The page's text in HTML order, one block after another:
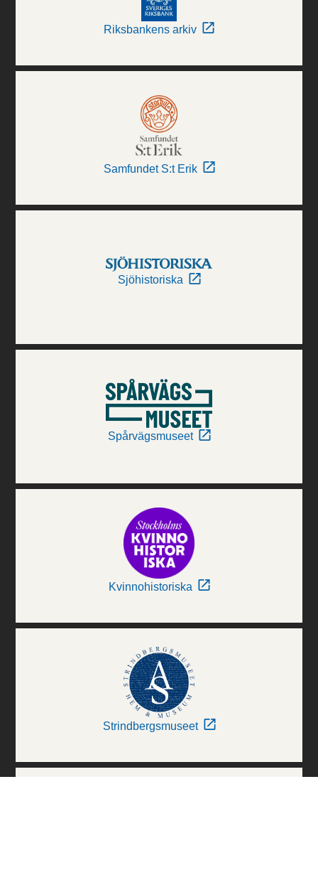
Riksbankens arkiv
Samfundet S:t Erik
Sjöhistoriska
Spårvägsmuseet
Kvinnohistoriska
Strindbergsmuseet